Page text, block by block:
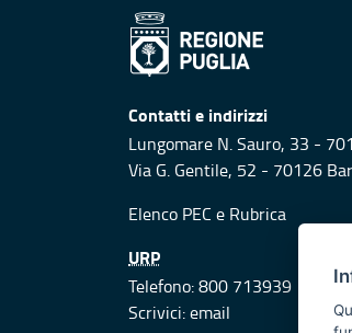
Contatti e indirizzi
Lungomare N. Sauro, 33 -
Via G. Gentile, 52 - 70126
Elenco PEC e Rubrica
URP
Telefono: 800 713939
Scrivici:email